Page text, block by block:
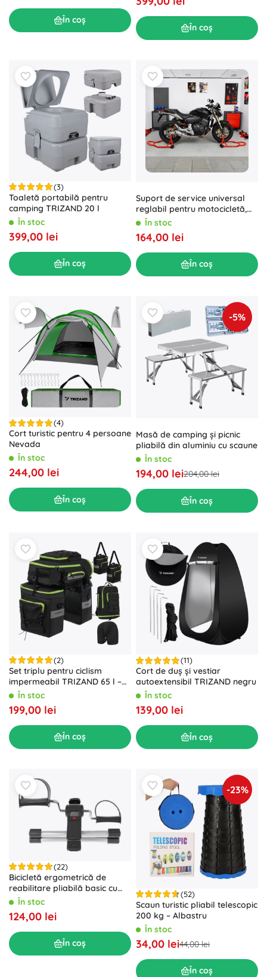
În coș
În coș
(3)
Toaletă portabilă pentru
camping TRIZAND 20 l
În stoc
399,00 lei
În coș
Suport de service universal
reglabil pentru motocicletă,
față și spate, 450 kg
În stoc
164,00 lei
În coș
(4)
Cort turistic pentru 4 persoane
Nevada
În stoc
244,00 lei
În coș
-5%
Masă de camping și picnic
pliabilă din aluminiu cu scaune
În stoc
194,00 lei204,00 lei
În coș
(2)
Set triplu pentru ciclism
impermeabil TRIZAND 65 l –
genți spate și rucsac 3‑în‑1
În stoc
199,00 lei
În coș
(11)
Cort de duș și vestiar
autoextensibil TRIZAND negru
În stoc
139,00 lei
În coș
(22)
Bicicletă ergometrică de
reabilitare pliabilă basic cu
afișaj LCD
În stoc
124,00 lei
În coș
-23%
(52)
Scaun turistic pliabil telescopic
200 kg – Albastru
În stoc
34,00 lei44,00 lei
În coș